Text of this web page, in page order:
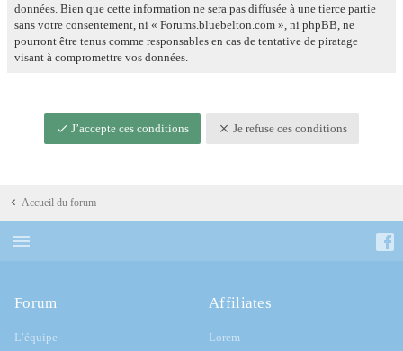
données. Bien que cette information ne sera pas diffusée à une tierce partie
sans votre consentement, ni « Forums.bluebelton.com », ni phpBB, ne
pourront être tenus comme responsables en cas de tentative de piratage
visant à compromettre vos données.
J’accepte ces conditions Je refuse ces conditions
Accueil du forum
Forum
L’équipe
Affiliates
Lorem